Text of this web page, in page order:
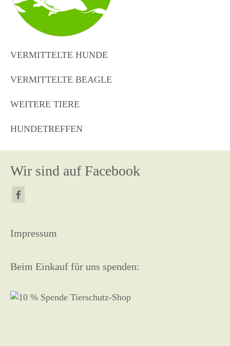
VERMITTELTE HUNDE
VERMITTELTE BEAGLE
WEITERE TIERE
HUNDETREFFEN
Wir sind auf Facebook
Impressum
Beim Einkauf für uns spenden: